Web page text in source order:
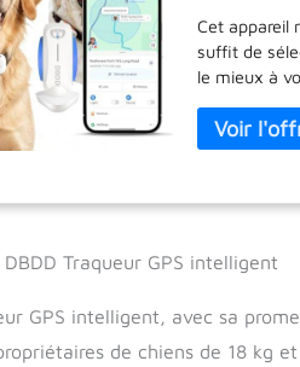
clôture
Cet appareil
suffit de
le mieux à
Fence :
de définir
sécurité,
», vous
Votre
plus qu'un
pour
Traqueur GPS intelligent
GPS intelligent, avec sa
de chiens de 18 kg